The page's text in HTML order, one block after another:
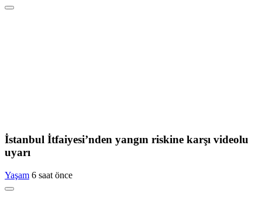
İstanbul İtfaiyesi’nden yangın riskine karşı videolu
uyarı
Yaşam 6 saat önce